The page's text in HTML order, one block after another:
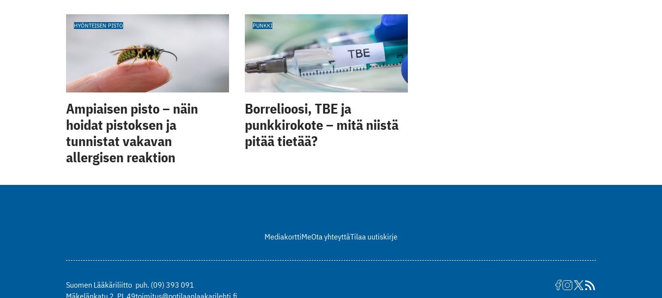
HYÖNTEISEN PISTO
Ampiaisen pisto – näin
hoidat pistoksen ja
tunnistat vakavan
allergisen reaktion
PUNKKI
Borrelioosi, TBE ja
punkkirokote – mitä niistä
pitää tietää?
MediakorttiMeOta yhteyttäTilaa uutiskirje
Suomen Lääkäriliitto
Mäkelänkatu 2, PL 49
puh. (09) 393 091
toimitus@potilaanlaakarilehti.fi